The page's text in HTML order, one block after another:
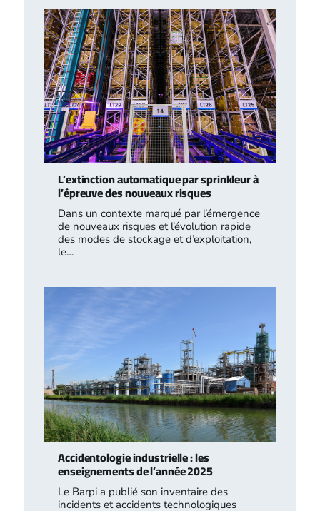
L’extinction automatique par sprinkleur à
l’épreuve des nouveaux risques
Dans un contexte marqué par l’émergence
de nouveaux risques et l’évolution rapide
des modes de stockage et d’exploitation,
le…
Accidentologie industrielle : les
enseignements de l’année 2025
Le Barpi a publié son inventaire des
incidents et accidents technologiques